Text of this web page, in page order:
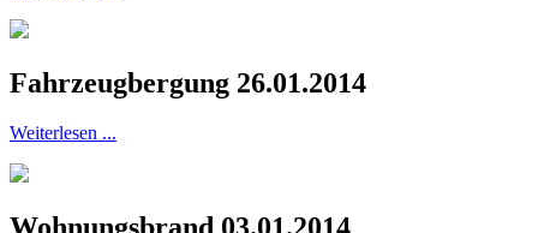
Fahrzeugbergung 26.01.2014
Weiterlesen ...